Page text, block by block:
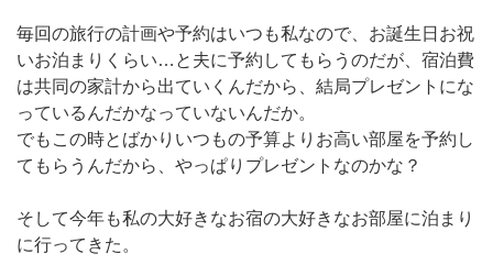
毎回の旅行の計画や予約はいつも私なので、お誕生日お祝
いお泊まりくらい…と夫に予約してもらうのだが、宿泊費
は共同の家計から出ていくんだから、結局プレゼントにな
っているんだかなっていないんだか。
でもこの時とばかりいつもの予算よりお高い部屋を予約し
てもらうんだから、やっぱりプレゼントなのかな？
そして今年も私の大好きなお宿の大好きなお部屋に泊まり
に行ってきた。